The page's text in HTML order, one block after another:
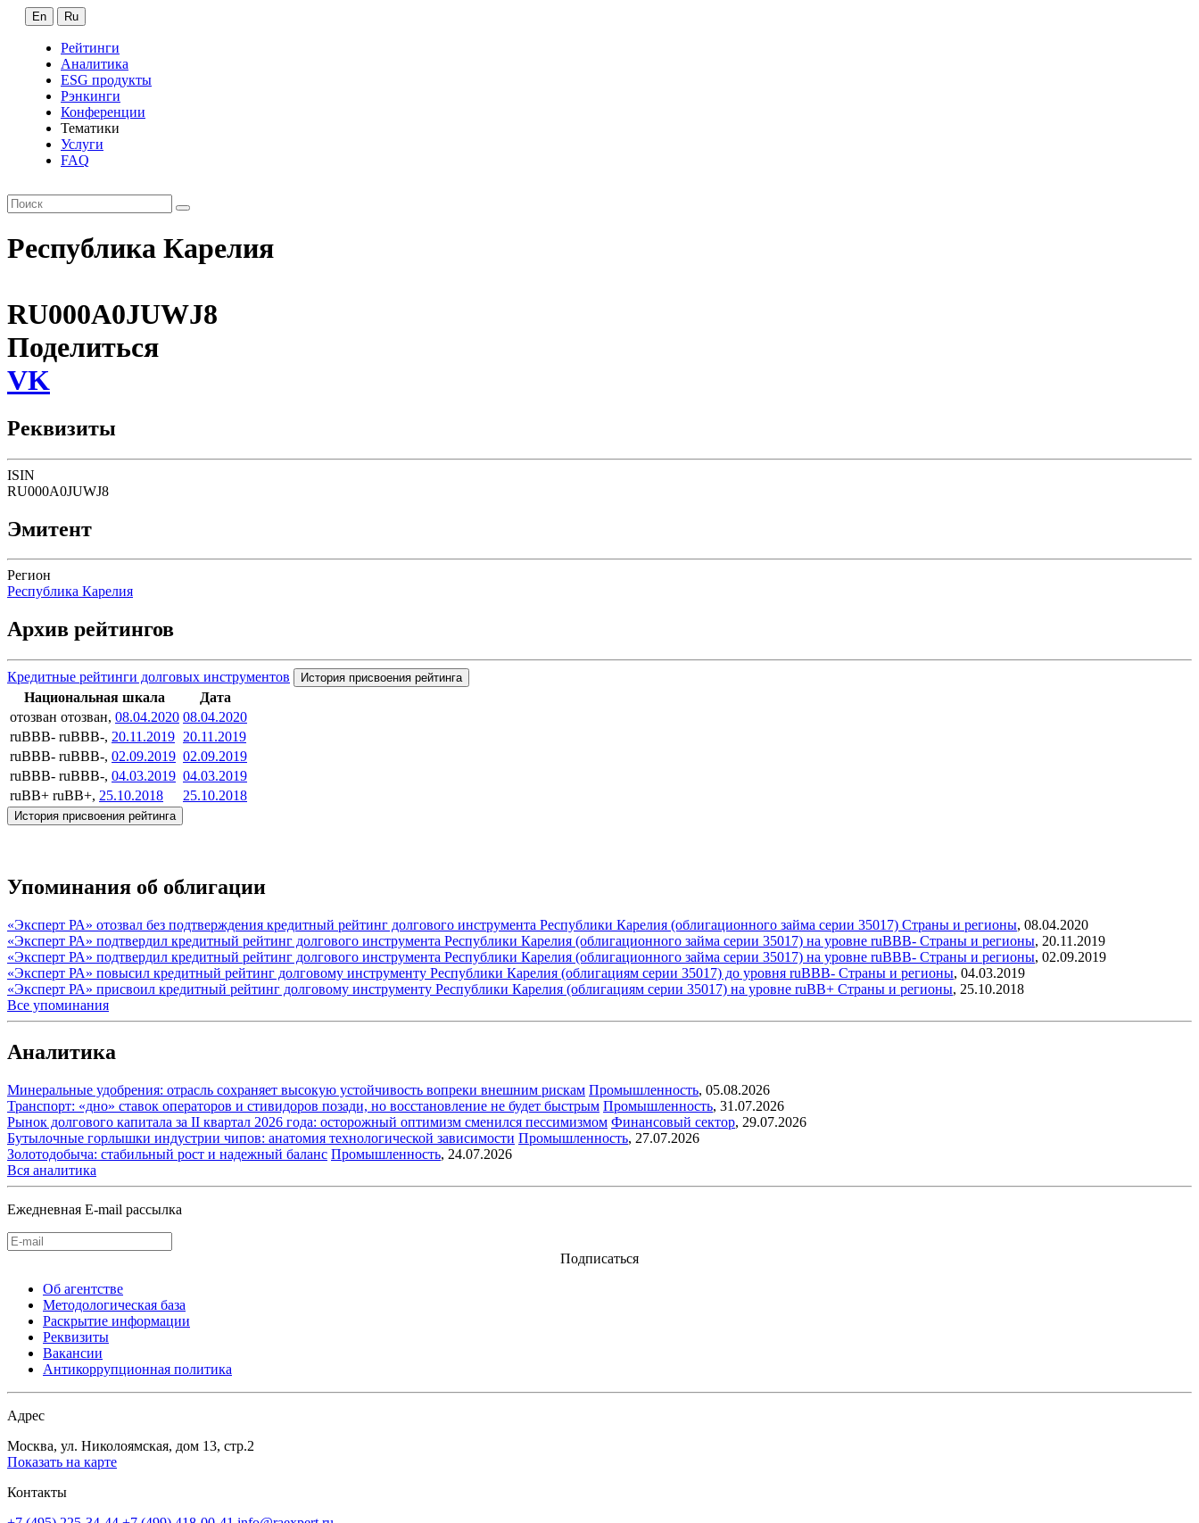
En Ru
Рейтинги
Аналитика
ESG продукты
Рэнкинги
Конференции
Тематики
Услуги
FAQ
Республика Карелия
RU000A0JUWJ8
Поделиться
VK
Реквизиты
ISIN
RU000A0JUWJ8
Эмитент
Регион
Республика Карелия
Архив рейтингов
Кредитные рейтинги долговых инструментов История присвоения рейтинга
Национальная шкала
Дата
отозван отозван, 08.04.2020 08.04.2020
ruBBB- ruBBB-, 20.11.2019 20.11.2019
ruBBB- ruBBB-, 02.09.2019 02.09.2019
ruBBB- ruBBB-, 04.03.2019 04.03.2019
ruBB+ ruBB+, 25.10.2018 25.10.2018
История присвоения рейтинга
Упоминания об облигации
«Эксперт РА» отозвал без подтверждения кредитный рейтинг долгового инструмента Республики Карелия (облигационного займа серии 35017) Страны и регионы, 08.04.2020
«Эксперт РА» подтвердил кредитный рейтинг долгового инструмента Республики Карелия (облигационного займа серии 35017) на уровне ruВВВ- Страны и регионы, 20.11.2019
«Эксперт РА» подтвердил кредитный рейтинг долгового инструмента Республики Карелия (облигационного займа серии 35017) на уровне ruВВВ- Страны и регионы, 02.09.2019
«Эксперт РА» повысил кредитный рейтинг долговому инструменту Республики Карелия (облигациям серии 35017) до уровня ruВВВ- Страны и регионы, 04.03.2019
«Эксперт РА» присвоил кредитный рейтинг долговому инструменту Республики Карелия (облигациям серии 35017) на уровне ruВВ+ Страны и регионы, 25.10.2018
Все упоминания
Аналитика
Минеральные удобрения: отрасль сохраняет высокую устойчивость вопреки внешним рискам Промышленность, 05.08.2026
Транспорт: «дно» ставок операторов и стивидоров позади, но восстановление не будет быстрым Промышленность, 31.07.2026
Рынок долгового капитала за II квартал 2026 года: осторожный оптимизм сменился пессимизмом Финансовый сектор, 29.07.2026
Бутылочные горлышки индустрии чипов: анатомия технологической зависимости Промышленность, 27.07.2026
Золотодобыча: стабильный рост и надежный баланс Промышленность, 24.07.2026
Вся аналитика
Ежедневная E-mail рассылка
Подписаться
Об агентстве
Методологическая база
Раскрытие информации
Реквизиты
Вакансии
Антикоррупционная политика
Адрес
Москва, ул. Николоямская, дом 13, стр.2
Показать на карте
Контакты